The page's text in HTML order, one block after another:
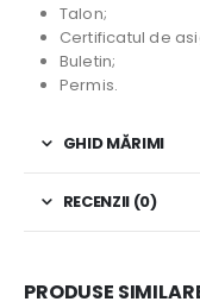
Talon;
Certificatul de
Buletin;
Permis.
GHID MĂRIMI
RECENZII (0)
PRODUSE